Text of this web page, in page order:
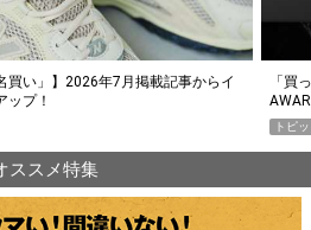
マホ5選【GoodsPress 2026上半期
薄着
PR
ススメ特集